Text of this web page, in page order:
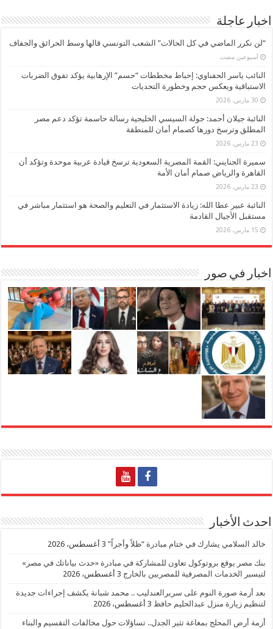
اخبار عاجلة
“لن نكرر الماضي في كل الحالات” الشعب التونسي قالها وسط الحرائق والجفاف
‏أسبوعين مضت
النائب ياسر الحفناوي: إحباط مخططات “حسم” الإرهابية يؤكد تفوق الضربات
الاستباقية ويعكس حجم وخطورة التحديات
30 مارس، 2026
النائبة جيلان أحمد: جولة السيسي الخليجية رسالة حاسمة تؤكد دعم مصر
المطلق وترسخ دورها كصمام أمان للمنطقة
23 مارس، 2026
سميرة الجنايني: القمة المصرية السعودية ترسخ قيادة عربية موحدة وتؤكد أن
القاهرة والرياض صمام أمان الأمة
23 مارس، 2026
النائبة عبير عطا الله: زيادة الاستثمار في التعليم والصحة هو استثمار مباشر في
مستقبل الأجيال القادمة
15 مارس، 2026
اخبار في صور
احدث الأخبار
خالد السلامي يشارك في ختام مبادرة “ظلاً وأجراً” 3 أغسطس، 2026
بنك مصر يوقع بروتوكول تعاون للمشاركة في مبادرة «حدث بياناتك في مصر»
لتيسير الخدمات المصرفية للمصريين بالخارج 3 أغسطس، 2026
بعد أزمة صورة النوم على سريرالعندليب .. محمد شبانة يكشف إجراءات جديدة
لتنظيم زيارة منزل عبدالحليم حافظ 3 أغسطس، 2026
أزمة أرض المحلج بمغاغة تثير الجدل.. تساؤلات حول مخالفات التقسيم والبناء